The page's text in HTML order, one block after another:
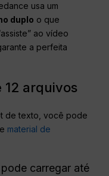
usa um
duplo o que
ao vídeo
a perfeita
12 arquivos
de texto, você pode
material de
carregar até